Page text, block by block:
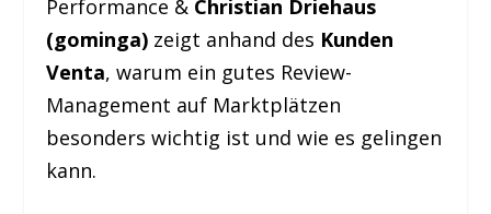
Performance & Christian Driehaus
(gominga) zeigt anhand des Kunden
Venta, warum ein gutes Review-
Management auf Marktplätzen
besonders wichtig ist und wie es gelingen
kann.